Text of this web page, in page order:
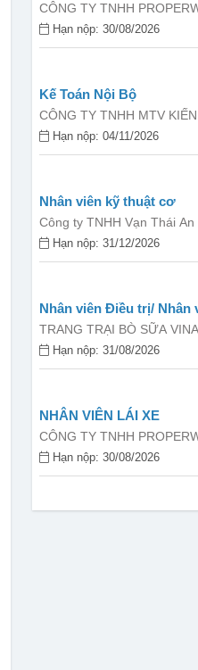
CÔNG TY TNHH
Hạn nộp: 30/08/2026
Kế Toán Nội Bộ
CÔNG TY TNHH MTV
Hạn nộp: 04/11/2026
Nhân viên kỹ thuật cơ
Công ty TNHH Vạn Thái An
Hạn nộp: 31/12/2026
Nhân viên Điều trị/ Nhân
viên Chăn nuôi (LĐPT
TRANG TRẠI BÒ SỮA
Hạn nộp: 31/08/2026
NHÂN VIÊN LÁI XE
CÔNG TY TNHH
Hạn nộp: 30/08/2026